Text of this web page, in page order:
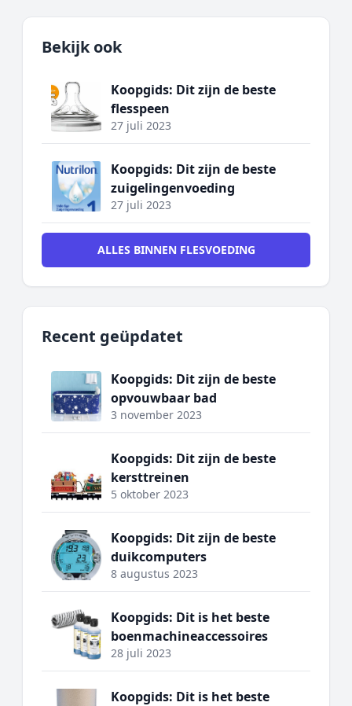
Bekijk ook
Koopgids: Dit zijn de beste
flesspeen
27 juli 2023
Koopgids: Dit zijn de beste
zuigelingenvoeding
27 juli 2023
ALLES BINNEN FLESVOEDING
Recent geüpdatet
Koopgids: Dit zijn de beste
opvouwbaar bad
3 november 2023
Koopgids: Dit zijn de beste
kersttreinen
5 oktober 2023
Koopgids: Dit zijn de beste
duikcomputers
8 augustus 2023
Koopgids: Dit is het beste
boenmachineaccessoires
28 juli 2023
Koopgids: Dit is het beste